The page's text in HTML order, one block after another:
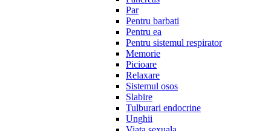
Par
Pentru barbati
Pentru ea
Pentru sistemul respirator
Memorie
Picioare
Relaxare
Sistemul osos
Slabire
Tulburari endocrine
Unghii